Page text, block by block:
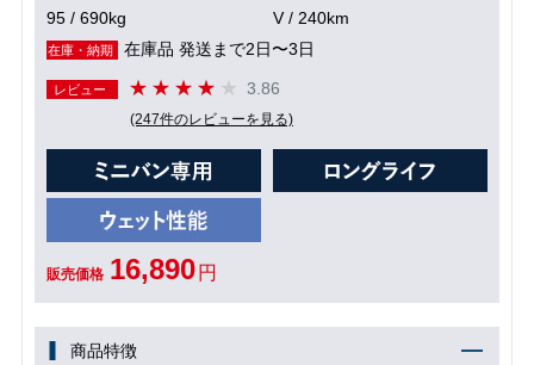
95 / 690kg V / 240km
在庫・納期 在庫品 発送まで2日〜3日
レビュー 3.86
(247件のレビューを見る)
販売価格 16,890 円
商品特徴